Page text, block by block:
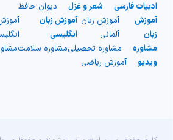
ادبیات فارسی
شعر و غزل
دیوان حافظ
آموزش
زبان
آموزش زبان
آلمانی
آموزش زبان
انگلیسی
مشاوره
مشاوره تحصیلیمشاوره سلامت
ویدیو
آموزش ریاضی